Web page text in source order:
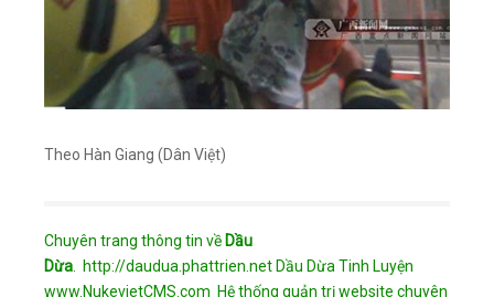
Theo Hàn Giang (Dân Việt)
Chuyên trang thông tin về Dầu
Dừa
http://daudua.phattrien.net Dầu Dừa Tinh Luyện
www.NukevietCMS.com Hệ thống quản trị website chuyên